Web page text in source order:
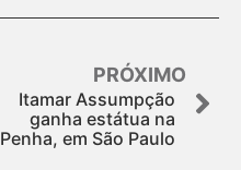
PRÓXIMO
Itamar Assumpção
ganha estátua na
Penha, em São Paulo